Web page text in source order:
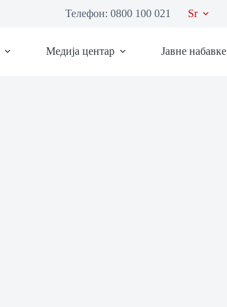
Телефон: 0800 100 021 Sr
Медија центар Јавне набавке